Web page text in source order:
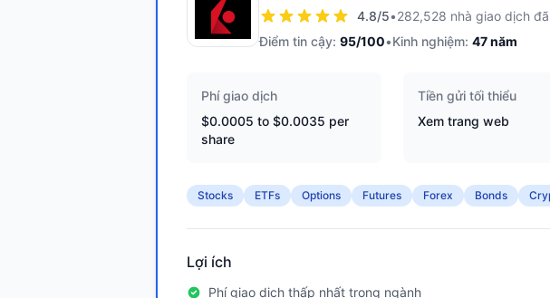
4.8/5•282,528 nhà giao dịch
Điểm tin cậy: 95/100•Kinh nghiệm: 47năm
Phí giao dịch
$0.0005 to $0.0035 per
share
Tiền gửi tối thiểu
Xem trang web
Stocks ETFs Options Futures Forex Bonds
Lợi ích
Phí giao dịch thấp nhất trong ngành